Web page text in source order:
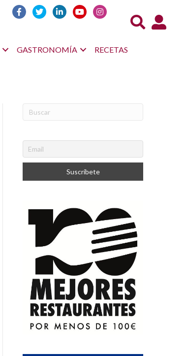
Acceso
GASTRONOMÍA
RECETAS